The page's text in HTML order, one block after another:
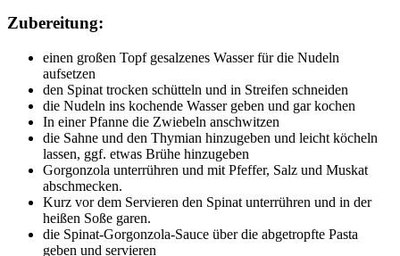
Zubereitung:
einen großen Topf gesalzenes Wasser für die Nudeln
aufsetzen
den Spinat trocken schütteln und in Streifen schneiden
die Nudeln ins kochende Wasser geben und gar kochen
In einer Pfanne die Zwiebeln anschwitzen
die Sahne und den Thymian hinzugeben und leicht köcheln
lassen, ggf. etwas Brühe hinzugeben
Gorgonzola unterrühren und mit Pfeffer, Salz und Muskat
abschmecken.
Kurz vor dem Servieren den Spinat unterrühren und in der
heißen Soße garen.
die Spinat-Gorgonzola-Sauce über die abgetropfte Pasta
geben und servieren